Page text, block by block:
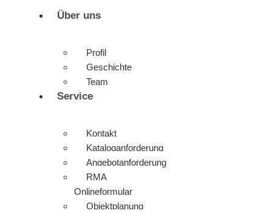
Über uns
Profil
Geschichte
Team
Service
Kontakt
Kataloganforderung
Angebotanforderung
RMA
Onlineformular
Objektplanung